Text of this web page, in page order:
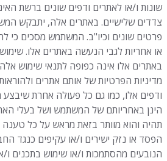
שונות ו/או לאתרים ודפים שונים ברשת
צדדים שלישיים. באתרים אלה, יתבקש
פרטים שונים וכיו"ב. המשתמש מסכים כי
או אחריות לגבי הנעשה באתרים אלו.
באתרים אלו אינה כפופה לתנאי שימוש
מדיניות הפרטיות של אותם אתרים
ודפים אלו, כמו גם כל פעולה אחרת
הינן באחריותם של המשתמש ושל בעלי
תהיה והוא מוותר בזאת מראש על כל טענה
הפסד או נזק ישירים ו/או עקיפים כנגד
הנובעים מהסתמכות ו/או שימוש בתכנים ו/